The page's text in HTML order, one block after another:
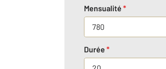
Mensualité *
Durée *